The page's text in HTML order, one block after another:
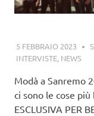
5 FEBBRAIO 2023
INTERVISTE, NEWS
Modà a Sanremo
ci sono le cose più
ESCLUSIVA PER